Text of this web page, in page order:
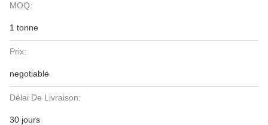
MOQ:
1 tonne
Prix:
negotiable
Délai De Livraison:
30 jours